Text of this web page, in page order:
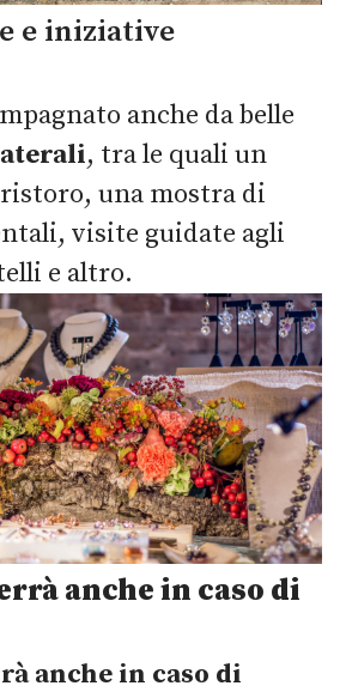
e iniziative
anche da belle
, tra le quali un
una mostra di
visite guidate agli
e altro.
anche in caso di
anche in caso di